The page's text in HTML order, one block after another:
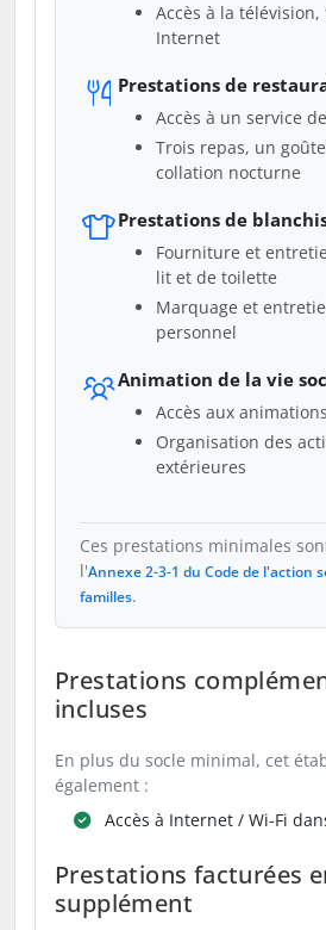
Accès à la
Internet
Prestations de
Accès à un service
Trois repas, un
collation nocturne
Prestations de
Fourniture et
lit et de toilette
Marquage et
personnel
Animation de la vie
Accès aux
Organisation des
extérieures
Ces prestations minimales
l'Annexe 2-3-1 du Code de l'action
familles.
Prestations
incluses
En plus du socle minimal, cet
également :
Accès à Internet / Wi-Fi
Prestations facturées
supplément